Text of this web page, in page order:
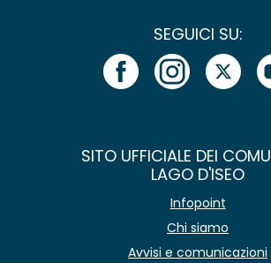
SEGUICI SU:
SITO UFFICIALE DEI
LAGO D'ISEO
Infopoint
Chi siamo
Avvisi e comunicazioni